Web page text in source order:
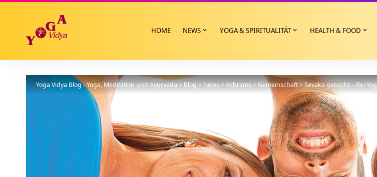
HOME NEWS YOGA & SPIRITUALITÄT HEALTH & FOOD
Yoga Vidya Blog - Yoga, Meditation und Ayurveda>Blog>News>Ashrams>Gemeinschaft>Sevaka gesucht – Bei